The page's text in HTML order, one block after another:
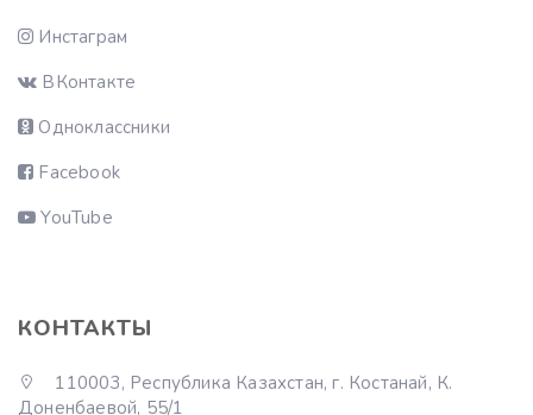
Инстаграм
ВКонтакте
Одноклассники
Facebook
YouTube
КОНТАКТЫ
110003, Республика Казахстан, г. Костанай, К.
Доненбаевой, 55/1